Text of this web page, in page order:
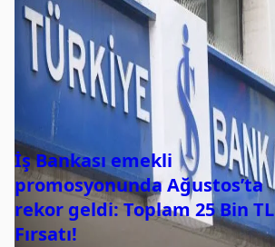
İş Bankası emekli
promosyonunda Ağustos’ta
rekor geldi: Toplam 25 Bin TL
Fırsatı!